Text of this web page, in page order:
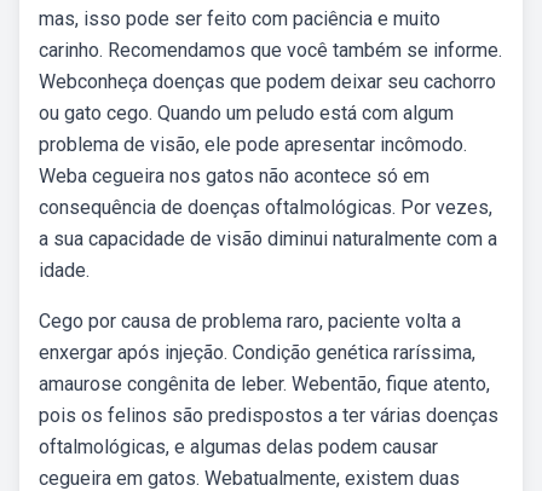
mas, isso pode ser feito com paciência e muito
carinho. Recomendamos que você também se informe.
Webconheça doenças que podem deixar seu cachorro
ou gato cego. Quando um peludo está com algum
problema de visão, ele pode apresentar incômodo.
Weba cegueira nos gatos não acontece só em
consequência de doenças oftalmológicas. Por vezes,
a sua capacidade de visão diminui naturalmente com a
idade.
Cego por causa de problema raro, paciente volta a
enxergar após injeção. Condição genética raríssima,
amaurose congênita de leber. Webentão, fique atento,
pois os felinos são predispostos a ter várias doenças
oftalmológicas, e algumas delas podem causar
cegueira em gatos. Webatualmente, existem duas